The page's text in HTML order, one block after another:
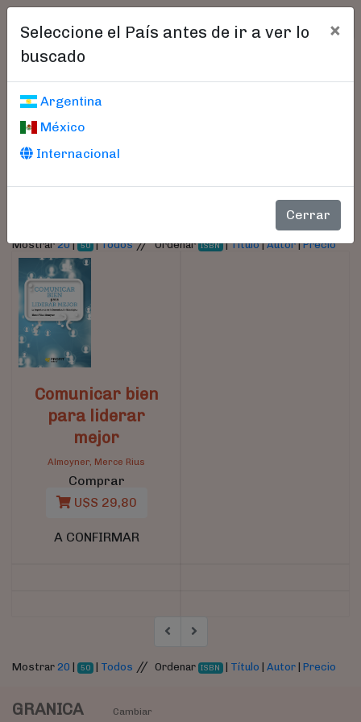
Seleccione el País antes de ir a ver lo
buscado
×
Argentina
México
Internacional
Cerrar
Libros encontrados
Parámetros
Mostrar20| 50 |Todos//Ordenar ISBN |Título|Autor|Precio
Comunicar bien
para liderar
mejor
Almoyner, Merce Rius
Comprar
U$S 29,80
A CONFIRMAR
Mostrar 20 50 | Todos // Ordenar ISBN Título |Autor |Precio
GRANICA Cambiar